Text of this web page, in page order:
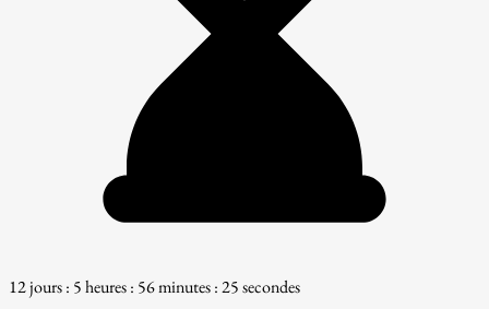
12 jours : 5 heures : 56 minutes : 24 secondes